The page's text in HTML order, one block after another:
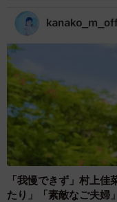
「我慢できず」村上
たり」「素敵なご夫婦」